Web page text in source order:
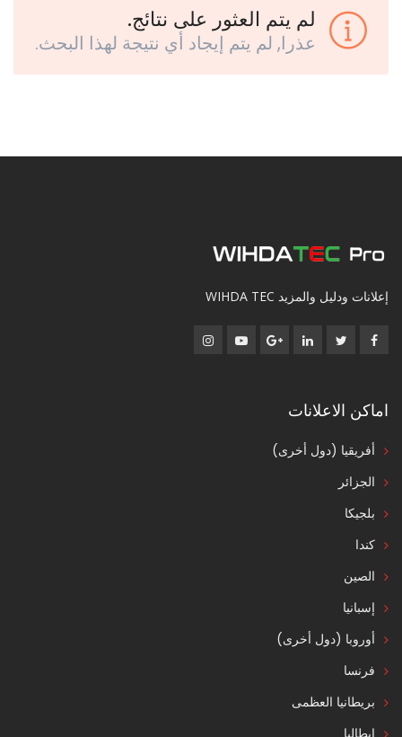
لم يتم العثور على نتائج.
عذرا, لم يتم إيجاد أي نتيجة لهذا البحث.
إعلانات ودليل والمزيد WIHDA TEC
اماكن الاعلانات
أفريقيا (دول أخرى)
الجزائر
بلجيكا
كندا
الصين
إسبانيا
أوروبا (دول أخرى)
فرنسا
بريطانيا العظمى
إيطاليا